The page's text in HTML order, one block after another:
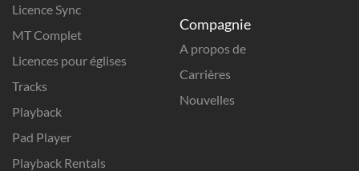
Licence Sync
MT Complet
Licences pour églises
Tracks
Playback
Pad Player
Playback Rentals
Compagnie
A propos de
Carrières
Nouvelles